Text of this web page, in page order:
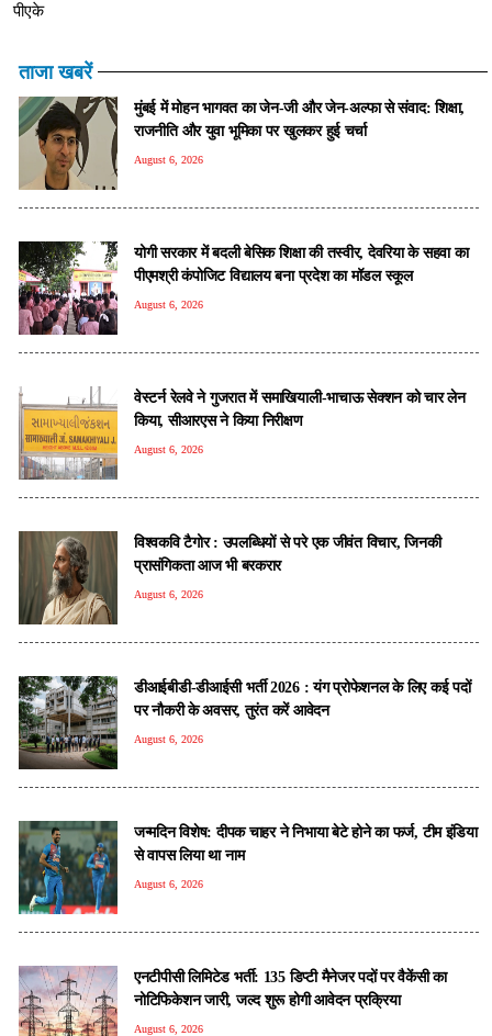
पीएके
ताजा खबरें
मुंबई में मोहन भागवत का जेन-जी और जेन-अल्फा से संवाद: शिक्षा,
राजनीति और युवा भूमिका पर खुलकर हुई चर्चा
August 6, 2026
योगी सरकार में बदली बेसिक शिक्षा की तस्वीर, देवरिया के सहवा का
पीएमश्री कंपोजिट विद्यालय बना प्रदेश का मॉडल स्कूल
August 6, 2026
वेस्टर्न रेलवे ने गुजरात में समाखियाली-भाचाऊ सेक्शन को चार लेन
किया, सीआरएस ने किया निरीक्षण
August 6, 2026
विश्वकवि टैगोर : उपलब्धियों से परे एक जीवंत विचार, जिनकी
प्रासंगिकता आज भी बरकरार
August 6, 2026
डीआईबीडी-डीआईसी भर्ती 2026 : यंग प्रोफेशनल के लिए कई पदों
पर नौकरी के अवसर, तुरंत करें आवेदन
August 6, 2026
जन्मदिन विशेष: दीपक चाहर ने निभाया बेटे होने का फर्ज, टीम इंडिया
से वापस लिया था नाम
August 6, 2026
एनटीपीसी लिमिटेड भर्ती: 135 डिप्टी मैनेजर पदों पर वैकेंसी का
नोटिफिकेशन जारी, जल्द शुरू होगी आवेदन प्रक्रिया
August 6, 2026